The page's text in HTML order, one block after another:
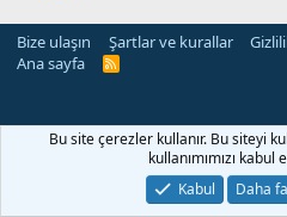
Bize ulaşın Şartlar ve kurallar
Ana sayfa
R
Bu site çerezler kullanır. Bu siteyi
kullanımımızı
Kabul
Daha